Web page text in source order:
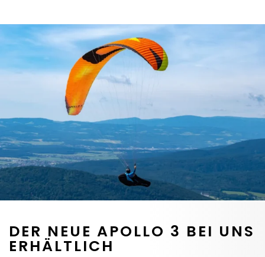
DER NEUE APOLLO 3 BEI UNS
ERHÄLTLICH